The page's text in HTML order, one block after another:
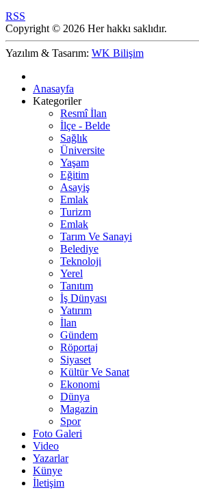
RSS
Copyright © 2026 Her hakkı saklıdır.
Yazılım & Tasarım: WK Bilişim
Anasayfa
Kategoriler
Resmî İlan
İlçe - Belde
Sağlık
Üniversite
Yaşam
Eğitim
Asayiş
Emlak
Turizm
Emlak
Tarım Ve Sanayi
Belediye
Teknoloji
Yerel
Tanıtım
İş Dünyası
Yatırım
İlan
Gündem
Röportaj
Siyaset
Kültür Ve Sanat
Ekonomi
Dünya
Magazin
Spor
Foto Galeri
Video
Yazarlar
Künye
İletişim